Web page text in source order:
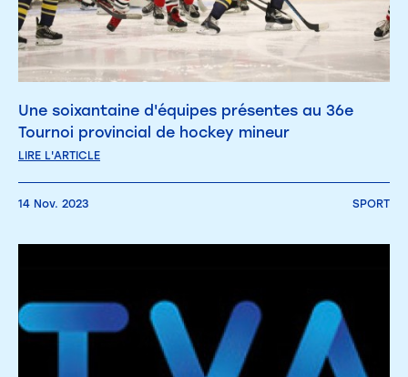
Une soixantaine d'équipes présentes au 36e
Tournoi provincial de hockey mineur
LIRE L'ARTICLE
14 Nov. 2023 SPORT